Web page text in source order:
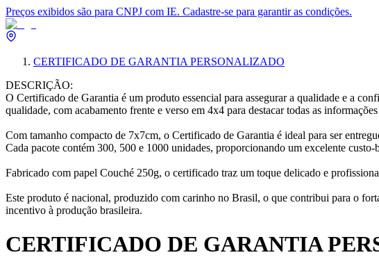
Preços exibidos são para CNPJ com IE. Cadastre-se para garantir as condições.
CERTIFICADO DE GARANTIA PERSONALIZADO
DESCRIÇÃO:
O Certificado de Garantia é um produto essencial para assegurar a qualidade e a
qualidade, com acabamento frente e verso em 4x4 para destacar todas as
Com tamanho compacto de 7x7cm, o Certificado de Garantia é ideal para ser
Cada pacote contém 300, 500 e 1000 unidades, proporcionando um excelente
Fabricado com papel Couché 250g, o certificado traz um toque delicado e
Este produto é nacional, produzido com carinho no Brasil, o que contribui para o
incentivo à produção brasileira.
CERTIFICADO DE GARANTIA